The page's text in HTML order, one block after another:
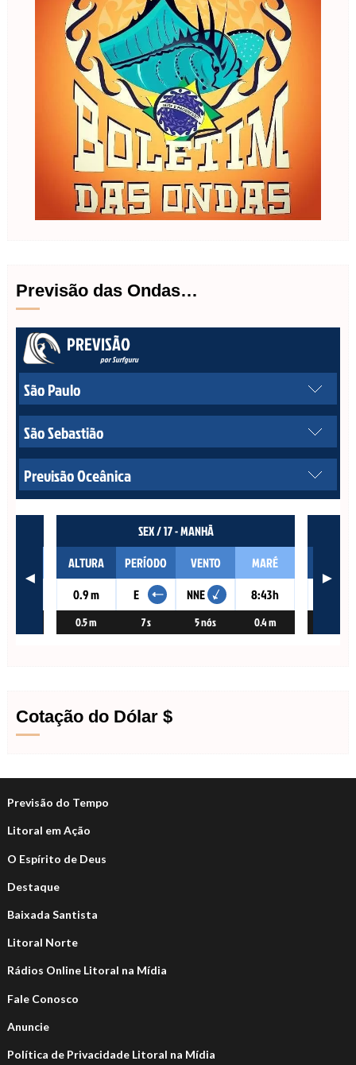
Previsão das Ondas…
Cotação do Dólar $
Previsão do Tempo
Litoral em Ação
O Espírito de Deus
Destaque
Baixada Santista
Litoral Norte
Rádios Online Litoral na Mídia
Fale Conosco
Anuncie
Política de Privacidade Litoral na Mídia